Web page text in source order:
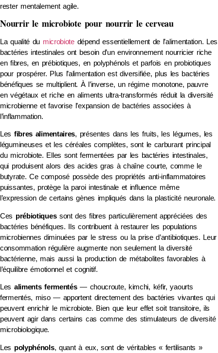
rester mentalement agile.
Nourrir le microbiote pour nourrir le cerveau
La qualité du microbiotedépend essentiellement de l’alimentation. Les
bactéries intestinales ont besoin d’un environnement nourricier riche
en fibres, en prébiotiques, en polyphénols et parfois en probiotiques
pour prospérer. Plus l’alimentation est diversifiée, plus les bactéries
bénéfiques se multiplient. À l’inverse, un régime monotone, pauvre
en végétaux et riche en aliments ultra-transformés réduit la diversité
microbienne et favorise l’expansion de bactéries associées à
l’inflammation.
Les fibres alimentaires, présentes dans les fruits, les légumes, les
légumineuses et les céréales complètes, sont le carburant principal
du microbiote. Elles sont fermentées par les bactéries intestinales,
qui produisent alors des acides gras à chaîne courte, comme le
butyrate. Ce composé possède des propriétés anti-inflammatoires
puissantes, protège la paroi intestinale et influence même
l’expression de certains gènes impliqués dans la plasticité neuronale.
Ces prébiotiquessont des fibres particulièrement appréciées des
bactéries bénéfiques. Ils contribuent à restaurer les populations
microbiennes diminuées par le stress ou la prise d’antibiotiques. Leur
consommation régulière augmente non seulement la diversité
bactérienne, mais aussi la production de métabolites favorables à
l’équilibre émotionnel et cognitif.
Les aliments fermentés— choucroute, kimchi, kéfir, yaourts
fermentés, miso — apportent directement des bactéries vivantes qui
peuvent enrichir le microbiote. Bien que leur effet soit transitoire, ils
peuvent agir dans certains cas comme des stimulateurs de diversité
microbiologique.
Les polyphénols, quant à eux, sont de véritables « fertilisants »